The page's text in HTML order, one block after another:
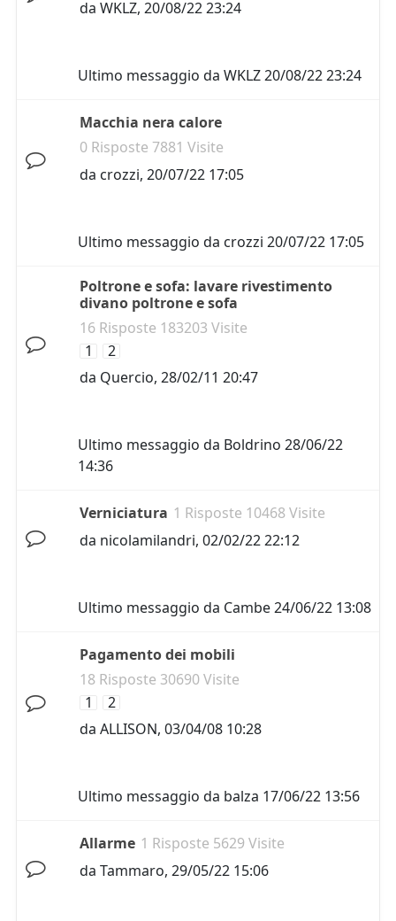
da WKLZ, 20/08/22 23:24
Ultimo messaggio da WKLZ20/08/22 23:24
Macchia nera calore
0 Risposte 7881 Visite
da crozzi, 20/07/22 17:05
Ultimo messaggio da crozzi 20/07/22 17:05
Poltrone e sofa: lavare rivestimento
divano poltrone e sofa
16 Risposte 183203 Visite
1
2
da Quercio, 28/02/11 20:47
Ultimo messaggio da Boldrino 28/06/22
14:36
Verniciatura 1 Risposte 10468 Visite
da nicolamilandri, 02/02/22 22:12
Ultimo messaggio da Cambe24/06/22 13:08
Pagamento dei mobili
18 Risposte 30690 Visite
1
2
da ALLISON, 03/04/08 10:28
Ultimo messaggio da balza 17/06/22 13:56
Allarme 1 Risposte 5629 Visite
da Tammaro, 29/05/22 15:06